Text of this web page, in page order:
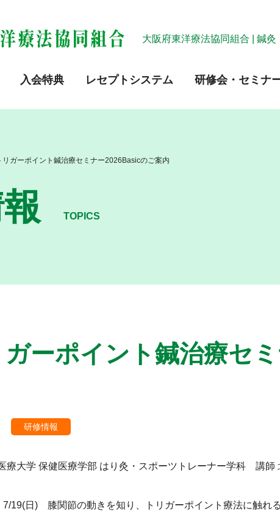
大阪府東洋療法協同組合 | 鍼灸
入会特典 レセプトシステム 研修会・セミナ
TOPICS
リガーポイント鍼治療セミナー2026Basicのご案内
ガーポイント鍼治療セ
研修情報
療大学 保健医療学部 はり灸・スポーツトレーナー学科 講師
19(日) 膝関節の動きを知り、トリガーポイント療法に触れる